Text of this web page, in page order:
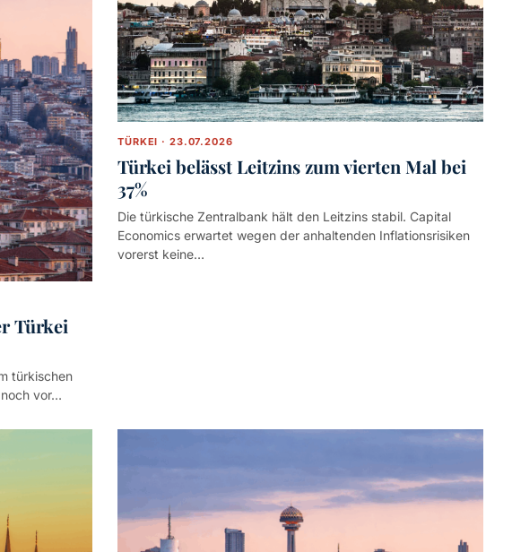
Türkei
türkischen
vor…
TÜRKEI · 23.07.2026
Türkei belässt Leitzins zum vierten Mal bei
37%
Die türkische Zentralbank hält den Leitzins stabil. Capital
Economics erwartet wegen der anhaltenden Inflationsrisiken
vorerst keine…